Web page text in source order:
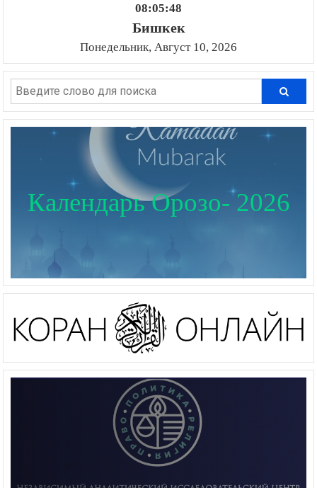
08:05:49
Бишкек
Понедельник, Август 10, 2026
Календарь Орозо- 2026